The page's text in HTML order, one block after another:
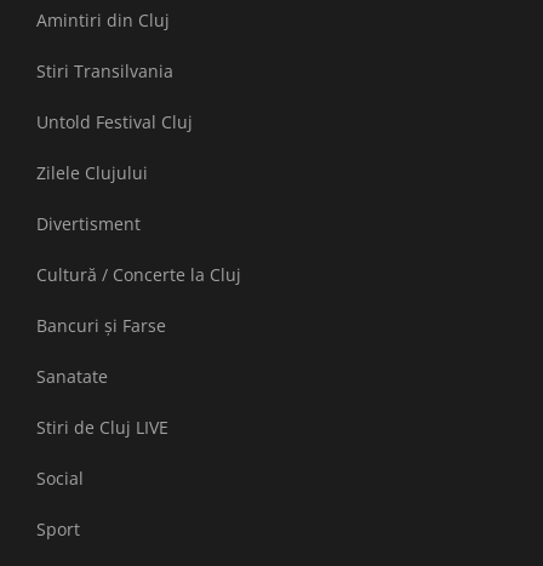
Amintiri din Cluj
Stiri Transilvania
Untold Festival Cluj
Zilele Clujului
Divertisment
Cultură / Concerte la Cluj
Bancuri și Farse
Sanatate
Stiri de Cluj LIVE
Social
Sport